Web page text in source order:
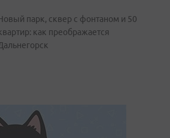
парк, сквер с фонтаном и 50
как преображается